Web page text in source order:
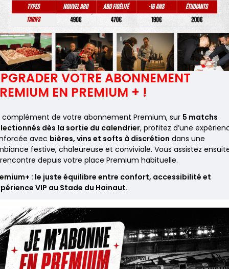
VOTRE ABONNEMENT
EN PREMIUM + !
complément de votre abonnement Premium, sur 5 matchs
dès la sortie du calendrier, profitez d’une
avec bières, vins et softs à discrétion dans une
festive, chaleureuse et conviviale. Vous assistez
depuis votre place Premium habituelle.
: le juste équilibre entre confort, accessibilité et
VIP au Stade du Hainaut.